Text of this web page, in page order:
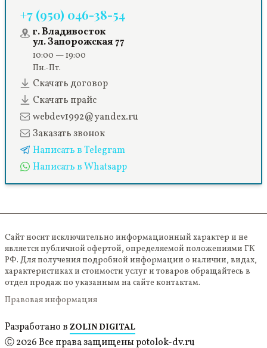
+7 (950) 046-38-54
г. Владивосток
ул. Запорожская 77
10:00 — 19:00
Пн.-Пт.
Скачать договор
Скачать прайс
webdev1992@yandex.ru
Заказать звонок
Написать в Telegram
Написать в Whatsapp
Сайт носит исключительно информационный характер и не
является публичной офертой, определяемой положениями ГК
РФ. Для получения подробной информации о наличии, видах,
характеристиках и стоимости услуг и товаров обращайтесь в
отдел продаж по указанным на сайте контактам.
Правовая информация
Разработано в ZOLIN DIGITAL
Ⓒ 2026 Все права защищены potolok-dv.ru